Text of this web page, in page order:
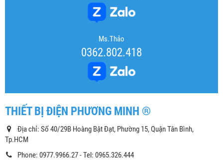
Ms.Thảo
0362.802.418
THIẾT BỊ ĐIỆN PHƯƠNG MINH ®
Địa chỉ: Số 40/29B Hoàng Bật Đạt, Phường 15, Quận Tân Bình,
Tp.HCM
Phone: 0977.9966.27 - Tel: 0965.326.444